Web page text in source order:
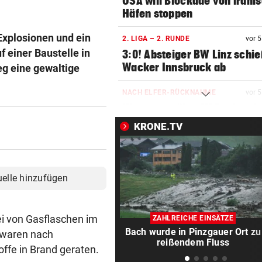
und ein
einer Baustelle in
eine gewaltige
hinzufügen
von Gasflaschen im
nach
in Brand geraten.
Häfen stoppen
2. LIGA – 2. RUNDE vor
3:0! Absteiger BW Linz
Wacker Innsbruck ab
NACH ELFER-RÜCKNAHME vor
absoluter Skandal!“
WEGEN CEUTA-KRISE vor 5
Spanien kontert: Jetzt
Grenzkontrollen für Italien
SONNTAG NOCH IM KASTEN vor
Klubs aus Holland und
locken WAC-Goalie
KRONE.TV
ZAHLREICHE EINSÄTZE
Bach wurde in Pinzgauer Ort zu
reißendem Fluss